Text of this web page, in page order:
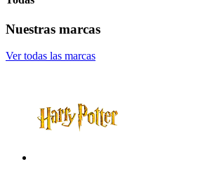
Nuestras marcas
Ver todas las marcas